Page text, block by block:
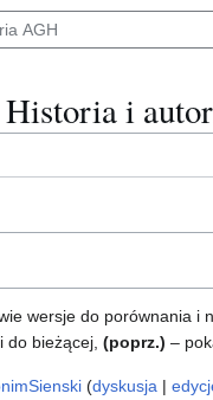
i
wersje do porównania i
do bieżącej, (poprz.) –
dyskusja